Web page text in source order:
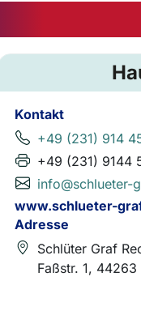
Kontakt
+49 (231) 914
+49 (231) 9144
info@schlueter-
www.schlueter-
Adresse
Schlüter Graf
Faßstr. 1,